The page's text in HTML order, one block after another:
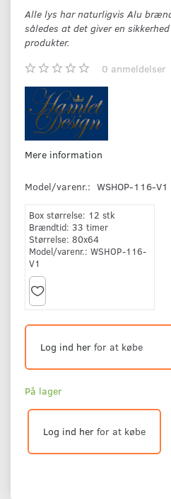
Alle lys har naturligvis Alu
således at det giver en
produkter.
0 anmeldelser
Mere information
Model/varenr.: WSHOP-116-V1
Box størrelse: 12 stk
Brændtid: 33 timer
Størrelse: 80x64
Model/varenr.: WSHOP-116-
V1
Log ind her for at købe
På lager
Log ind her for at købe